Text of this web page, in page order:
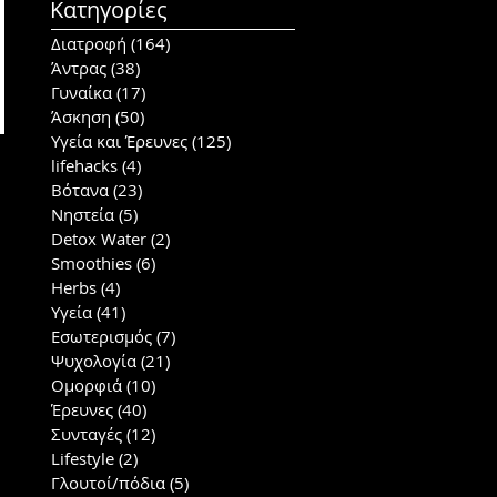
Κατηγορίες
Διατροφή (164)
Άντρας (38)
Γυναίκα (17)
Άσκηση (50)
Υγεία και Έρευνες (125)
lifehacks (4)
Βότανα (23)
Νηστεία (5)
Detox Water (2)
Smoothies (6)
Herbs (4)
Υγεία (41)
Εσωτερισμός (7)
Ψυχολογία (21)
Ομορφιά (10)
Έρευνες (40)
Συνταγές (12)
Lifestyle (2)
Γλουτοί/πόδια (5)